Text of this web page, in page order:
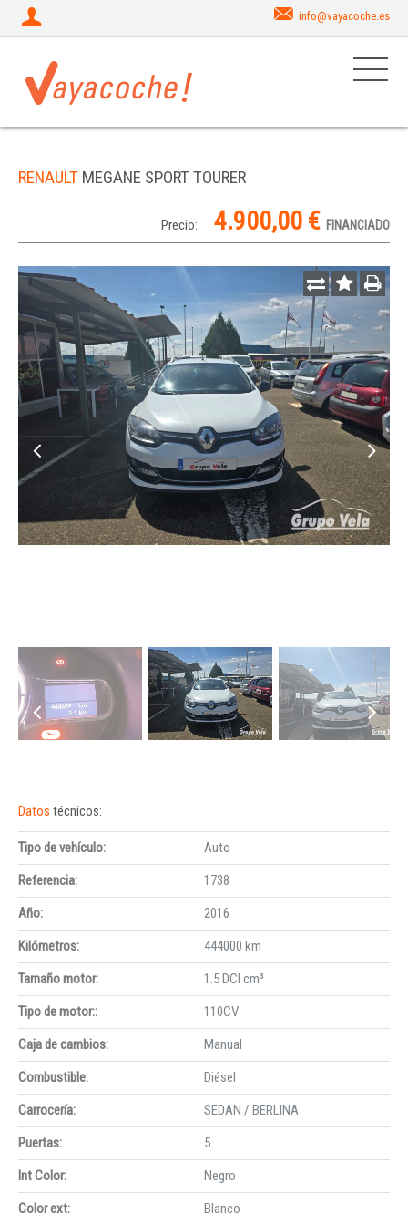
info@vayacoche.es
RENAULT MEGANE SPORT TOURER
Precio: 4.900,00 € FINANCIADO
Datos técnicos:
Tipo de vehículo:
Auto
Referencia:
1738
Año:
2016
Kilómetros:
444000 km
Tamaño motor:
1.5 DCI cm³
Tipo de motor::
110CV
Caja de cambios:
Manual
Combustible:
Diésel
Carrocería:
SEDAN / BERLINA
Puertas:
5
Int Color:
Negro
Color ext:
Blanco